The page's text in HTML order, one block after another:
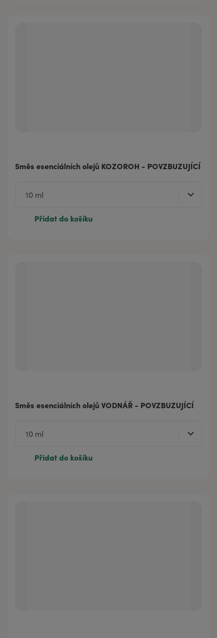
Směs esenciálních olejů KOZOROH - POVZBUZUJÍCÍ
Přidat do košíku
Směs esenciálních olejů VODNÁŘ - POVZBUZUJÍCÍ
Přidat do košíku